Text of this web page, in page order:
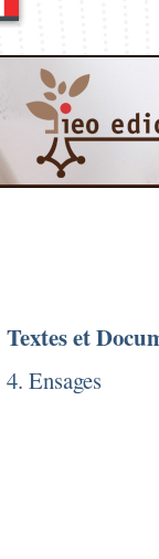
Textes et
4. Ensages